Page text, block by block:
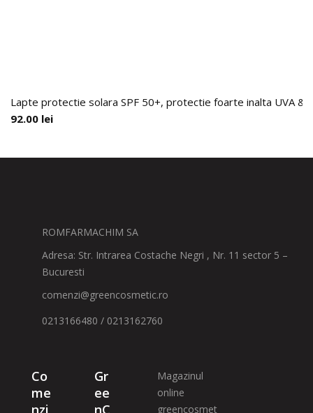
Lapte protectie solara SPF 50+, protectie foarte inalta UVA &
92.00 lei
ROMFARMACHIM SA
Adresa: Str. Intrarea Costache Negri , Nr. 11 sector 5 –
Bucuresti
comenzi@greencosmetic.ro
0213166480 / 0213162760
Co
me
Gr
ee
Magazinul
online
greencosmet